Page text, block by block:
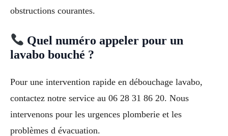
obstructions courantes.
Quel numéro appeler pour un
lavabo bouché ?
Pour une intervention rapide en débouchage lavabo,
contactez notre service au 06 28 31 86 20. Nous
intervenons pour les urgences plomberie et les
problèmes d évacuation.